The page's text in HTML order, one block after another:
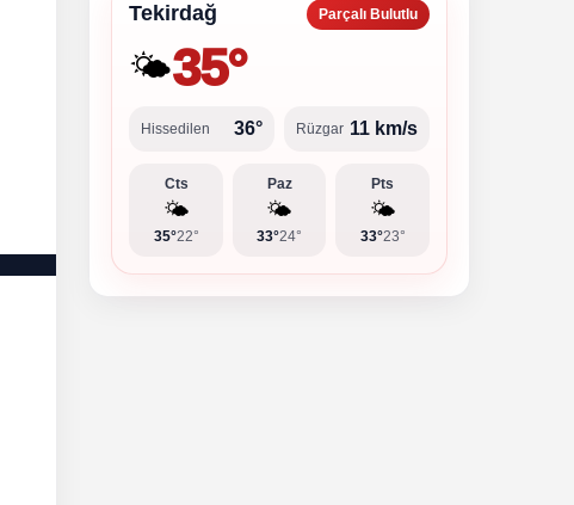
Tekirdağ Parçalı Bulutlu
🌤️35°
Hissedilen 36° Rüzgar 11 km/s
Cts
🌤️
35°22°
Paz
🌤️
33°24°
Pts
🌤️
33°23°